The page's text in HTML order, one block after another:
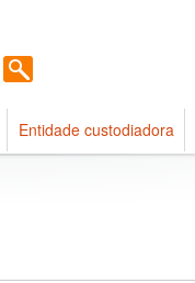
Entidade custodiadora